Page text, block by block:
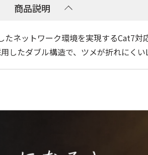
商品説明
ネットワーク環境を実現するCat7対
たダブル構造で、ツメが折れにくい